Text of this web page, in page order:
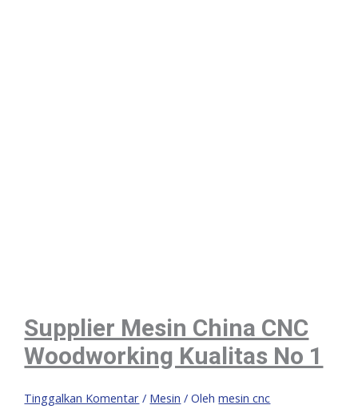
Supplier Mesin China CNC
Woodworking Kualitas No 1
Tinggalkan Komentar / Mesin / Olehmesin cnc